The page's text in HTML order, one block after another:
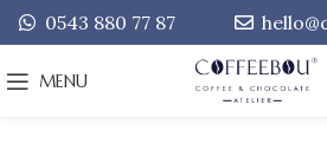
0543 880 77 87
MENU